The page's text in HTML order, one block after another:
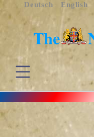
Deutsch English